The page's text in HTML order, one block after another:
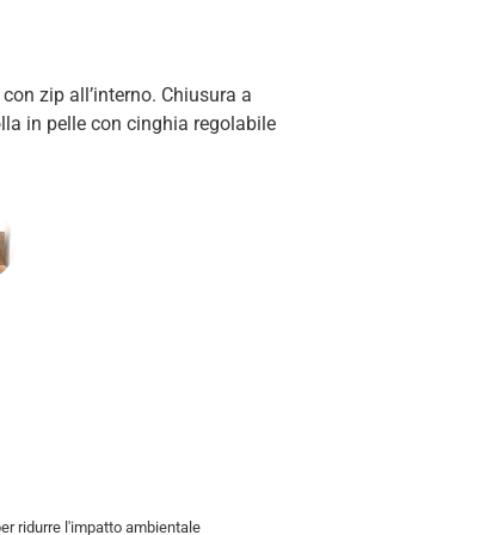
zip all’interno. Chiusura a
in pelle con cinghia regolabile
ridurre l'impatto ambientale